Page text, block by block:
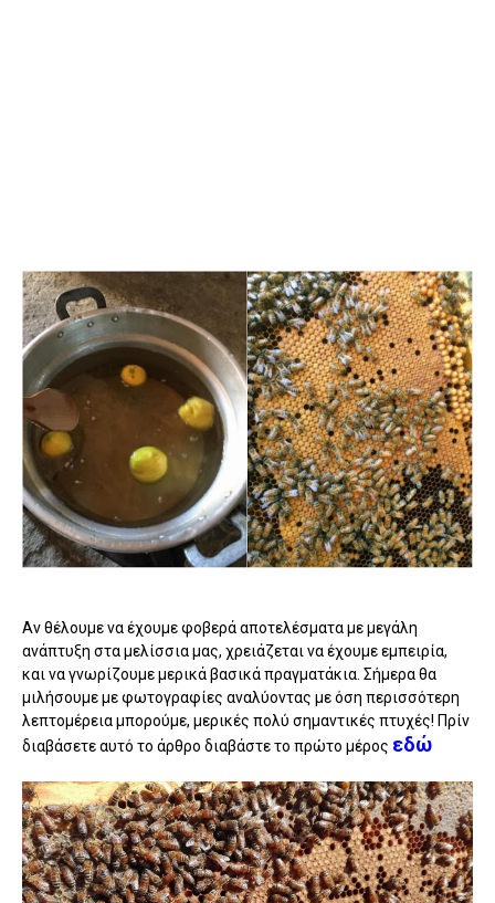
Αν θέλουμε να έχουμε φοβερά αποτελέσματα με μεγάλη
ανάπτυξη στα μελίσσια μας, χρειάζεται να έχουμε εμπειρία,
και να γνωρίζουμε μερικά βασικά πραγματάκια. Σήμερα θα
μιλήσουμε με φωτογραφίες αναλύοντας με όση περισσότερη
λεπτομέρεια μπορούμε, μερικές πολύ σημαντικές πτυχές! Πρίν
διαβάσετε αυτό το άρθρο διαβάστε το πρώτο μέρος εδώ